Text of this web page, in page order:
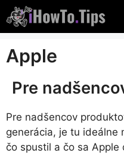
Preskočiť
na
obsah
Apple
Pre
Pre nadšencov
generácia, je tu ideálne
čo spustil a čo sa Apple